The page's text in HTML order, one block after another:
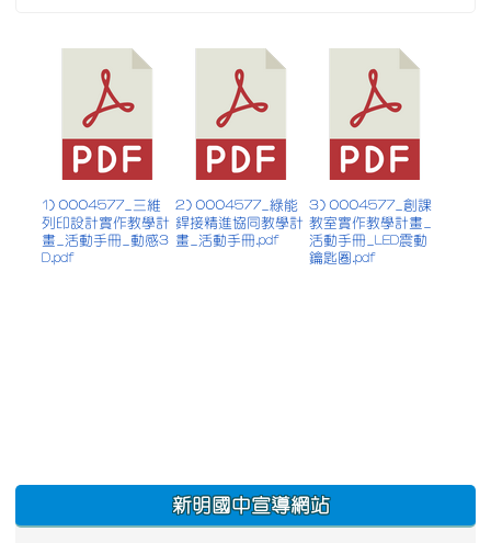
1) 0004577_三維
列印設計實作教學計
畫_活動手冊_動感3
D.pdf
2) 0004577_綠能
銲接精進協同教學計
畫_活動手冊.pdf
3) 0004577_創課
教室實作教學計畫_
活動手冊_LED震動
鑰匙圈.pdf
:::
新明國中宣導網站